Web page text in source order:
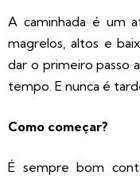
A caminhada é um
magrelos, altos e
dar o primeiro passo
tempo. E nunca é
Como começar?
É sempre bom